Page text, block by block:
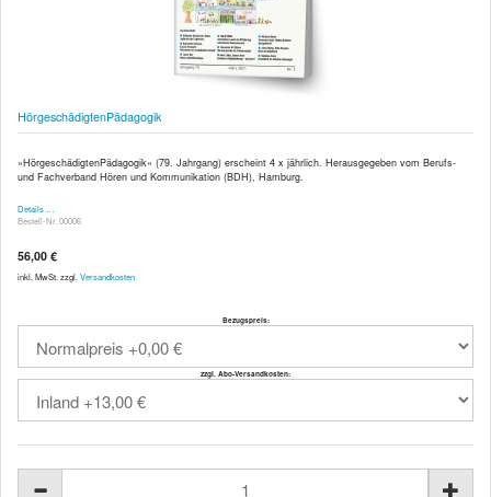
HörgeschädigtenPädagogik
»HörgeschädigtenPädagogik« (79. Jahrgang) erscheint 4 x jährlich. Herausgegeben vom Berufs-
und Fachverband Hören und Kommunikation (BDH), Hamburg.
Details …
Bestell-Nr. 00006
56,00 €
inkl. MwSt. zzgl. Versandkosten
Bezugspreis:
zzgl. Abo-Versandkosten: